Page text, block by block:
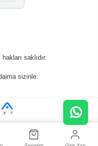
saklıdır.
sizinle.